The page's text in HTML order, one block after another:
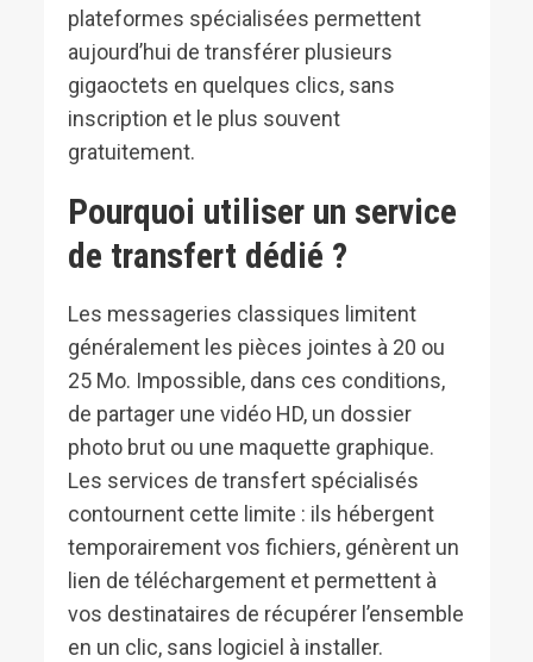
plateformes spécialisées permettent
aujourd’hui de transférer plusieurs
gigaoctets en quelques clics, sans
inscription et le plus souvent
gratuitement.
Pourquoi utiliser un service
de transfert dédié ?
Les messageries classiques limitent
généralement les pièces jointes à 20 ou
25 Mo. Impossible, dans ces conditions,
de partager une vidéo HD, un dossier
photo brut ou une maquette graphique.
Les services de transfert spécialisés
contournent cette limite : ils hébergent
temporairement vos fichiers, génèrent un
lien de téléchargement et permettent à
vos destinataires de récupérer l’ensemble
en un clic, sans logiciel à installer.